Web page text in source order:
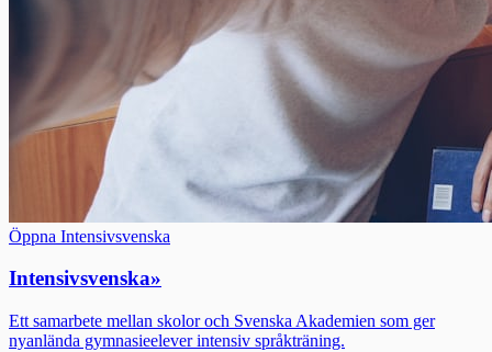
Öppna Intensivsvenska
Intensivsvenska»
Ett samarbete mellan skolor och Svenska Akademien som ger
nyanlända gymnasieelever intensiv språkträning.